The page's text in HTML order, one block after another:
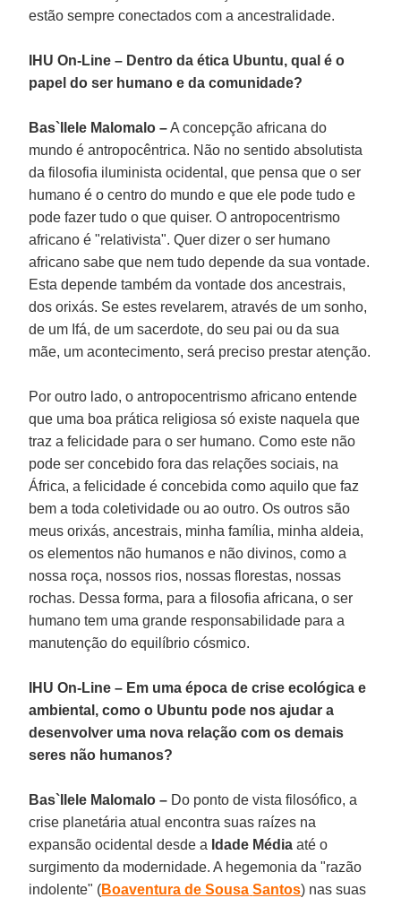
estão sempre conectados com a ancestralidade.
IHU On-Line – Dentro da ética Ubuntu, qual é o
papel do ser humano e da comunidade?
Bas`Ilele Malomalo –A concepção africana do
mundo é antropocêntrica. Não no sentido absolutista
da filosofia iluminista ocidental, que pensa que o ser
humano é o centro do mundo e que ele pode tudo e
pode fazer tudo o que quiser. O antropocentrismo
africano é "relativista". Quer dizer o ser humano
africano sabe que nem tudo depende da sua vontade.
Esta depende também da vontade dos ancestrais,
dos orixás. Se estes revelarem, através de um sonho,
de um Ifá, de um sacerdote, do seu pai ou da sua
mãe, um acontecimento, será preciso prestar atenção.
Por outro lado, o antropocentrismo africano entende
que uma boa prática religiosa só existe naquela que
traz a felicidade para o ser humano. Como este não
pode ser concebido fora das relações sociais, na
África, a felicidade é concebida como aquilo que faz
bem a toda coletividade ou ao outro. Os outros são
meus orixás, ancestrais, minha família, minha aldeia,
os elementos não humanos e não divinos, como a
nossa roça, nossos rios, nossas florestas, nossas
rochas. Dessa forma, para a filosofia africana, o ser
humano tem uma grande responsabilidade para a
manutenção do equilíbrio cósmico.
IHU On-Line – Em uma época de crise ecológica e
ambiental, como o Ubuntu pode nos ajudar a
desenvolver uma nova relação com os demais
seres não humanos?
Bas`Ilele Malomalo – Do ponto de vista filosófico, a
crise planetária atual encontra suas raízes na
expansão ocidental desde a Idade Média até o
surgimento da modernidade. A hegemonia da "razão
indolente" (Boaventura de Sousa Santos) nas suas